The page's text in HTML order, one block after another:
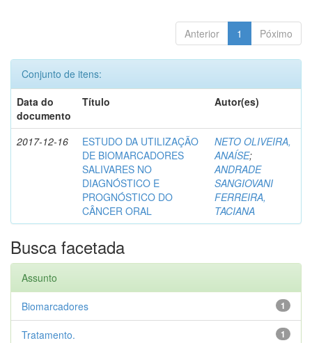
Anterior 1 Póximo
Conjunto de itens:
Data do
documento
Título Autor(es)
2017-12-16
ESTUDO DA UTILIZAÇÃO
DE BIOMARCADORES
SALIVARES NO
DIAGNÓSTICO E
PROGNÓSTICO DO
CÂNCER ORAL
NETO OLIVEIRA,
ANAÍSE;
ANDRADE
SANGIOVANI
FERREIRA,
TACIANA
Busca facetada
Assunto
1
Biomarcadores
1
Tratamento.